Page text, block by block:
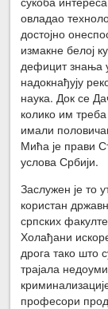
овладао
достојно
измакне белој
дефицит знања
надокнађују
наука. Док се
колико им
имали
Мића је прави
услова Србији.
Заслужен је то
користан
српских
Холађани
дрога тако што
трајала
професори